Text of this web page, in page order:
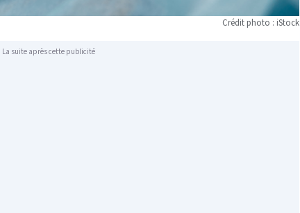
Crédit photo : iStock
La suite après cette publicité